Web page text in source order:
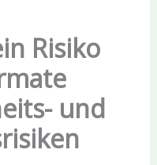
Risiko
und